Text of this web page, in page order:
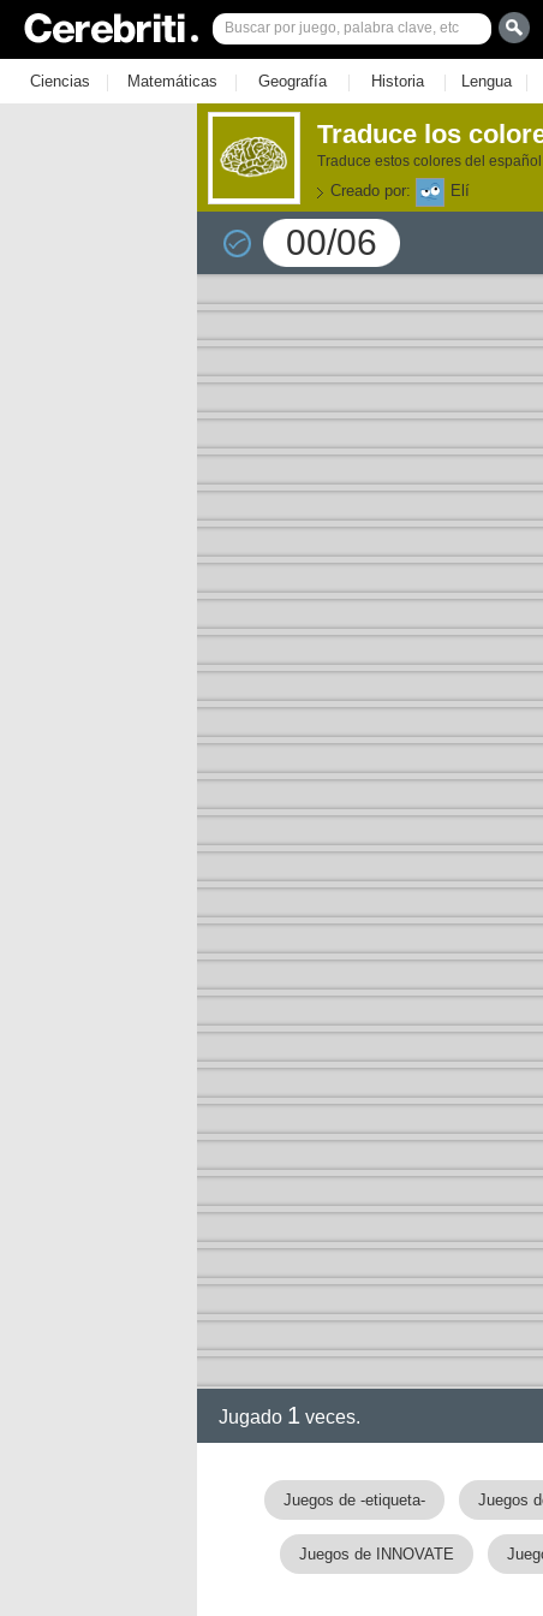
Ciencias | Matemáticas | Geografía | Historia | Lengua |
Traduce los
Traduce estos colores del
Creado por: Elí
00/06
Jugado 1 veces.
Juegos de -etiqueta- Juegos
Juegos de INNOVATE